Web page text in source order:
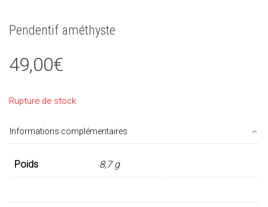
Pendentif améthyste
49,00€
Rupture de stock
Informations complémentaires
Poids 8,7 g